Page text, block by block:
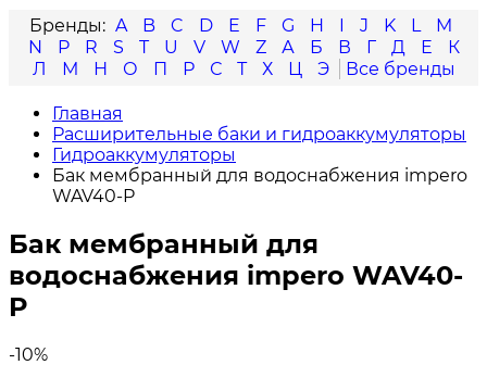
A
B C D E F G H I J K L
M
N
P R S T U V W Z А Б В Г Д Е
К
Л
М Н О П Р С Т Х Ц Э
Главная
Расширительные баки и гидроаккумуляторы
Гидроаккумуляторы
Бак мембранный для водоснабжения impero
WAV40-P
Бак мембранный для
водоснабжения impero WAV40-
P
-10%